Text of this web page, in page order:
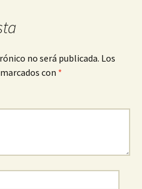
no será publicada. Los
con *